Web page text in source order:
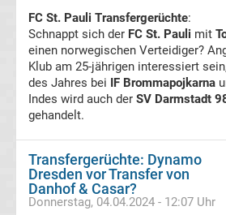
Transfergerüchte
Spanien
Basketball
Bundesliga
FC St. Pauli Transfergerüchte:
Schnappt sich der FC St. Pauli mit
einen norwegischen Verteidiger?
Klub am 25-jährigen interessiert
des Jahres bei IF Brommapojkarna
Indes wird auch der SV Darmstadt
gehandelt.
Transfergerüchte: Dynamo
Dresden vor Transfer von
Danhof & Casar?
Donnerstag, 04.04.2024 - 12:07 Uhr